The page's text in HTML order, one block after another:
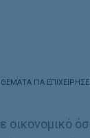
ΓΙΑ
οικονομικό